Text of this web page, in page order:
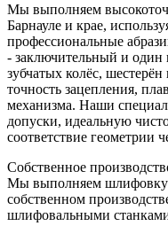
Мы выполняем
Барнауле и крае,
профессиональные
- заключительный и один
зубчатых колёс,
точность зацепления,
механизма. Наши
допуски, идеальную
соответствие геометрии
Собственное
Мы выполняем шлифовку
собственном
шлифовальными